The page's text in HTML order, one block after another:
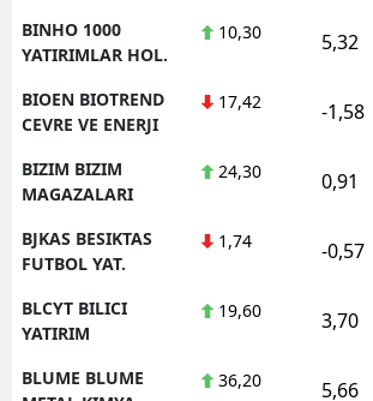
BINHO 1000
YATIRIMLAR HOL.
10,30 5,32
BIOEN BIOTREND
CEVRE VE ENERJI
17,42 -1,58
BIZIM BIZIM
MAGAZALARI
24,30 0,91
BJKAS BESIKTAS
FUTBOL YAT.
1,74 -0,57
BLCYT BILICI
YATIRIM
19,60 3,70
BLUME BLUME
36,20 5,66